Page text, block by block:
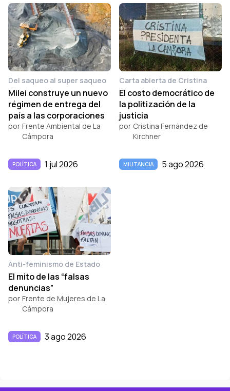
Del saqueo al super saqueo
Milei construye un nuevo
régimen de entrega del
país a las corporaciones
por Frente Ambiental de La
Cámpora
POLÍTICA 1 jul 2026
Carta abierta de Cristina
El costo democrático de
la politización de la
justicia
por Cristina Fernández de
Kirchner
MILITANCIA 5 ago 2026
Anti-feminismo de Estado
El mito de las “falsas
denuncias”
por Frente de Mujeres de La
Cámpora
POLÍTICA 3 ago 2026